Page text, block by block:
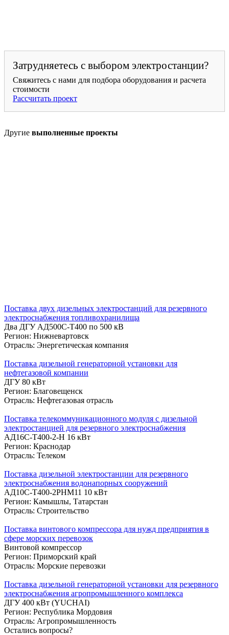
Затрудняетесь с выбором электростанции?
Свяжитесь с нами для подбора оборудования и расчета
стоимости
Рассчитать проект
Другие выполненные проекты
Поставка двух дизельных электростанций для резервного
электроснабжения топливохранилища
Два ДГУ АД500С-Т400 по 500 кВ
Регион: Нижневартовск
Отрасль: Энергетическая компания
Поставка дизельной генераторной установки для
нефтегазовой компании
ДГУ 80 кВт
Регион: Благовещенск
Отрасль: Нефтегазовая отрасль
Поставка телекоммуникационного модуля с дизельной
электростанцией для резервного электроснабжения
АД16С-Т400-2-Н 16 кВт
Регион: Краснодар
Отрасль: Телеком
Поставка дизельной электростанции для резервного
электроснабжения водонапорных сооружений
АД10С-Т400-2РНМ11 10 кВт
Регион: Камышлы, Татарстан
Отрасль: Строительство
Поставка винтового компрессора для нужд предприятия в
сфере морских перевозок
Винтовой компрессор
Регион: Приморский край
Отрасль: Морские перевозки
Поставка дизельной генераторной установки для резервного
электроснабжения агропромышленного комплекса
ДГУ 400 кВт (YUCHAI)
Регион: Республика Мордовия
Отрасль: Агропромышленность
Остались вопросы?